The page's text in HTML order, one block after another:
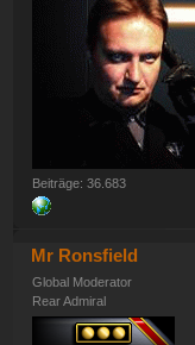
Beiträge: 36.683
Mr Ronsfield
Global Moderator
Rear Admiral